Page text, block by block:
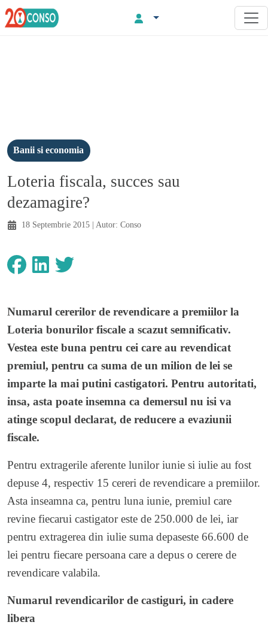
Banii si economia
Loteria fiscala, succes sau
dezamagire?
18 Septembrie 2015 | Autor: Conso
Numarul cererilor de revendicare a premiilor la
Loteria bonurilor fiscale a scazut semnificativ.
Vestea este buna pentru cei care au revendicat
premiul, pentru ca suma de un milion de lei se
imparte la mai putini castigatori. Pentru autoritati,
insa, asta poate insemna ca demersul nu isi va
atinge scopul declarat, de reducere a evaziunii
fiscale.
Pentru extragerile aferente lunilor iunie si iulie au fost
depuse 4, respectiv 15 cereri de revendicare a premiilor.
Asta inseamna ca, pentru luna iunie, premiul care
revine fiecarui castigator este de 250.000 de lei, iar
pentru extragerea din iulie suma depaseste 66.600 de
lei pentru fiecare persoana care a depus o cerere de
revendicare valabila.
Numarul revendicarilor de castiguri, in cadere
libera